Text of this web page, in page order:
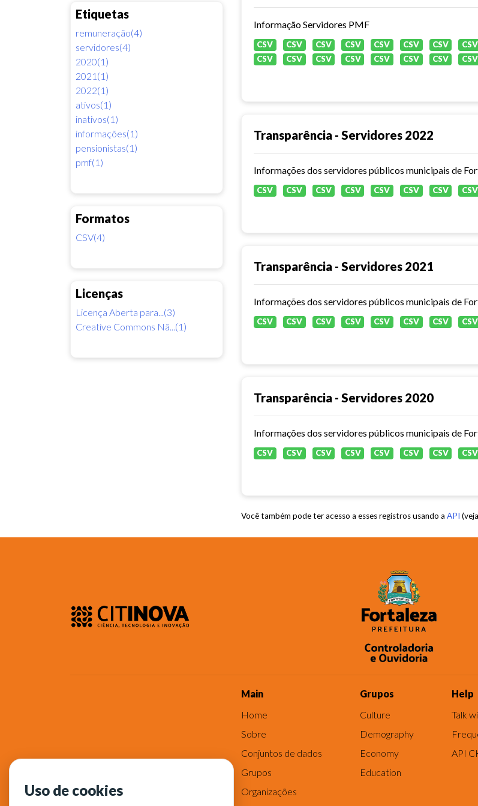
Etiquetas
remuneração(4)
servidores(4)
2020(1)
2021(1)
2022(1)
ativos(1)
inativos(1)
informações(1)
pensionistas(1)
pmf(1)
Formatos
CSV(4)
Licenças
Licença Aberta para...(3)
Creative Commons Nã...(1)
Informação Servidores PMF
CSV CSV CSV CSV CSV CSV CSV CSV
CSV
CSV CSV CSV CSV CSV CSV CSV
Transparência - Servidores 2022
Informações dos servidores públicos municipais de
CSV CSV CSV CSV CSV CSV CSV CSV
Transparência - Servidores 2021
Informações dos servidores públicos municipais de
CSV CSV CSV CSV CSV CSV CSV CSV
Transparência - Servidores 2020
Informações dos servidores públicos municipais de
CSV CSV CSV CSV CSV CSV CSV CSV
Você também pode ter acesso a esses registros usando a API (veja
Main
Home
Sobre
Conjuntos de dados
Grupos
Organizações
Grupos
Culture
Demography
Economy
Education
Help
Talk
API
Uso de cookies